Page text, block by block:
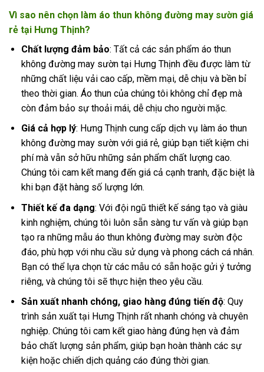
Vì sao nên chọn làm áo thun không đường may sườn giá
rẻ tại Hưng Thịnh?
Chất lượng đảm bảo: Tất cả các sản phẩm áo thun
không đường may sườn tại Hưng Thịnh đều được làm từ
những chất liệu vải cao cấp, mềm mại, dễ chịu và bền bỉ
theo thời gian. Áo thun của chúng tôi không chỉ đẹp mà
còn đảm bảo sự thoải mái, dễ chịu cho người mặc.
Giá cả hợp lý: Hưng Thịnh cung cấp dịch vụ làm áo thun
không đường may sườn với giá rẻ, giúp bạn tiết kiệm chi
phí mà vẫn sở hữu những sản phẩm chất lượng cao.
Chúng tôi cam kết mang đến giá cả cạnh tranh, đặc biệt là
khi bạn đặt hàng số lượng lớn.
Thiết kế đa dạng: Với đội ngũ thiết kế sáng tạo và giàu
kinh nghiệm, chúng tôi luôn sẵn sàng tư vấn và giúp bạn
tạo ra những mẫu áo thun không đường may sườn độc
đáo, phù hợp với nhu cầu sử dụng và phong cách cá nhân.
Bạn có thể lựa chọn từ các mẫu có sẵn hoặc gửi ý tưởng
riêng, và chúng tôi sẽ thực hiện theo yêu cầu.
Sản xuất nhanh chóng, giao hàng đúng tiến độ: Quy
trình sản xuất tại Hưng Thịnh rất nhanh chóng và chuyên
nghiệp. Chúng tôi cam kết giao hàng đúng hẹn và đảm
bảo chất lượng sản phẩm, giúp bạn hoàn thành các sự
kiện hoặc chiến dịch quảng cáo đúng thời gian.